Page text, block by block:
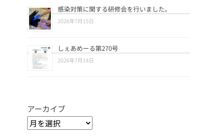
感染対策に関する研修会を行いました。
2026年7月15日
しぇあめーる第270号
2026年7月14日
アーカイブ